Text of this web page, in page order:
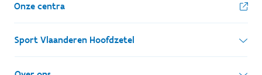
Onze centra
Sport Vlaanderen Hoofdzetel
Simon Bolivarlaan 17